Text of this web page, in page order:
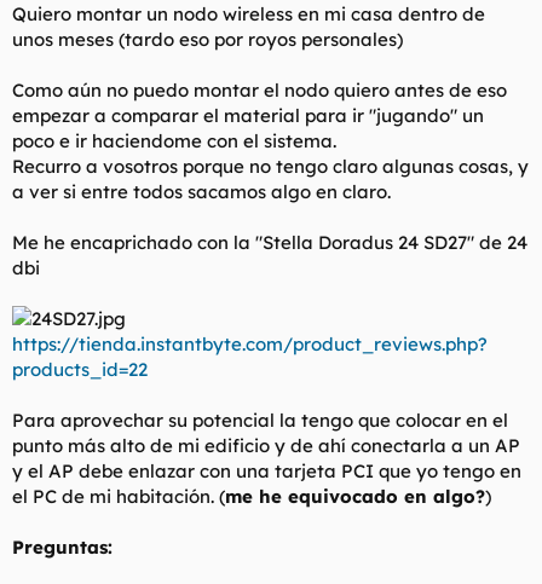
l
t
m
a
i
o
Quiero montar un nodo wireless en mi casa dentro de
unos meses (tardo eso por royos personales)
Como aún no puedo montar el nodo quiero antes de eso
empezar a comparar el material para ir "jugando" un
poco e ir haciendome con el sistema.
Recurro a vosotros porque no tengo claro algunas cosas, y
a ver si entre todos sacamos algo en claro.
Me he encaprichado con la "Stella Doradus 24 SD27" de 24
dbi
https://tienda.instantbyte.com/product_reviews.php?
products_id=22
Para aprovechar su potencial la tengo que colocar en el
punto más alto de mi edificio y de ahí conectarla a un AP
y el AP debe enlazar con una tarjeta PCI que yo tengo en
el PC de mi habitación. (me he equivocado en algo?)
Preguntas: